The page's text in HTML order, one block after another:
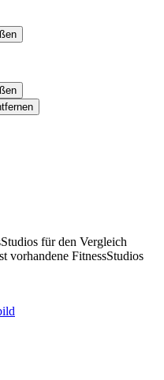
für den Vergleich
vorhandene FitnessStudios